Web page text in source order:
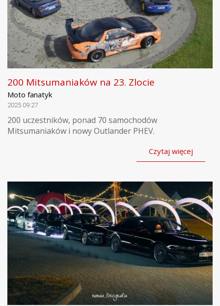
200 Mitsumaniaków na 23. Zlocie
Moto fanatyk
2025.09.27
200 uczestników, ponad 70 samochodów
Mitsumaniaków i nowy Outlander PHEV.
Czytaj więcej